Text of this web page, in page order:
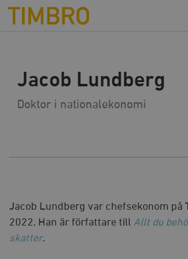
Timbro
Jacob Lundberg
Doktor i nationalekonomi
Jacob Lundberg var chefsekonom på
2022. Han är författare till Allt du
skatter.